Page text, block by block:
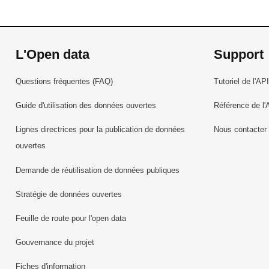
L'Open data
Questions fréquentes (FAQ)
Guide d'utilisation des données ouvertes
Lignes directrices pour la publication de données
ouvertes
Demande de réutilisation de données publiques
Stratégie de données ouvertes
Feuille de route pour l'open data
Gouvernance du projet
Fiches d'information
Support
Tutoriel de l'API
Référence de
Nous contacter